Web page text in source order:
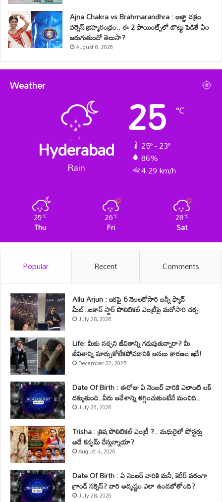
Ajna Chakra vs Brahmarandhra : ఆజ్ఞా చక్రం
వర్సెస్ బ్రహ్మరంధ్రం.. ఈ 2 పాయింట్స్‌లో బొట్టు పెడితే ఏం
జరుగుతుందో తెలుసా?
August 6, 2026
Weather
Hyderabad
Rain
25 ℃
25º - 23º
86%
4.29 km/h
25℃
Thu
26℃
Fri
28℃
Sat
Popular Recent Comments
Allu Arjun : ఇకపై 6 నెలలకోసారి బన్నీ ఫ్యాన్
మీట్..ఐకాన్ స్టార్ పొలిటికల్ ఎంట్రీపై మరోసారి చర్చ
July 28, 2026
Life: మీకు నచ్చని జీవితాన్ని గడుపుతున్నారా? మీ
జీవితాన్ని మార్చుకోలేకపోవడానికి అసలు కారణం ఇదే!
December 22, 2025
Date Of Birth : ఈరోజు ఏ నెంబర్ వారికి ఎలాంటి లక్
దక్కుతుంది..వీరు ఆవేశాన్ని తగ్గించుకుంటేనే మంచిది..
July 26, 2026
Trisha : త్రిష పొలిటికల్ ఎంట్రీ ?.. మధురైలో పోస్టర్లు
అదే కన్ఫమ్ చేస్తున్నాయా?
August 4, 2026
Date Of Birth : ఏ నెంబర్ వారికి మనీ, కెరీర్ పరంగా
గ్రాండ్ సక్సెస్? వారి అదృష్టం ఎలా ఉండబోతోంది?
July 28, 2026